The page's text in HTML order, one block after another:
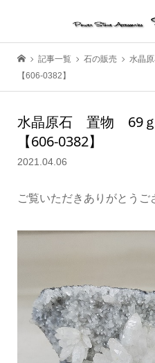
記事一覧 石の販売
水晶
【606-0382】
水晶原石 置物 69
【606-0382】
2021.04.06
ご覧いただきありがとうご